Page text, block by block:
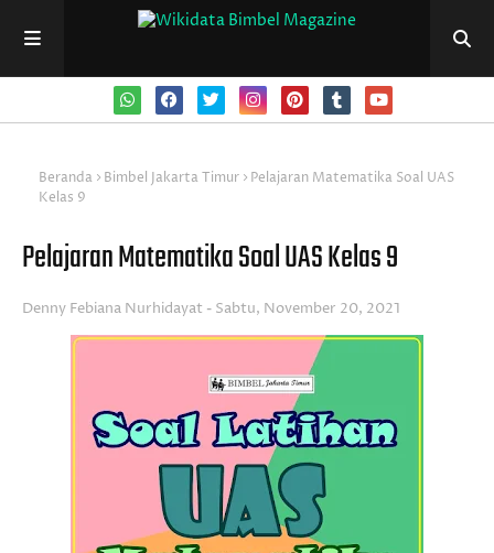
Beranda Bimbel Jakarta Timur
Pelajaran Matematika Soal UAS
Kelas 9
Pelajaran Matematika Soal UAS Kelas 9
Denny Febiana Nurhidayat Sabtu, November 20, 2021